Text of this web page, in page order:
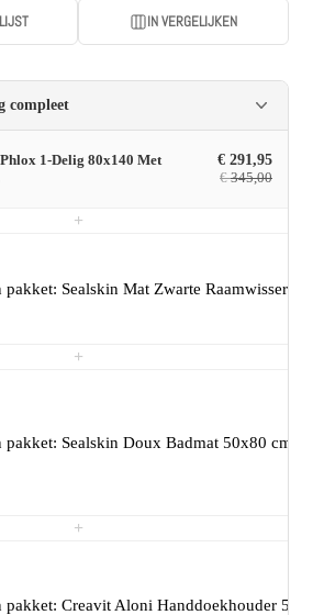
IN VERGELIJKEN
compleet
1-Delig 80x140 Met
€ 291,95
€345,00
+
pakket: Sealskin Mat Zwarte Raamwisser
+
pakket: Sealskin Doux Badmat 50x80 cm
+
pakket: Creavit Aloni Handdoekhouder 57cm